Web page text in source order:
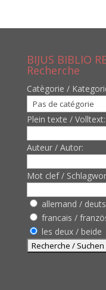
BIJUS BIBLIO
Recherche
Catègorie /
Plein texte / Volltext:
Auteur / Autor:
Mot clef /
allemand /
francais /
les deux / beide